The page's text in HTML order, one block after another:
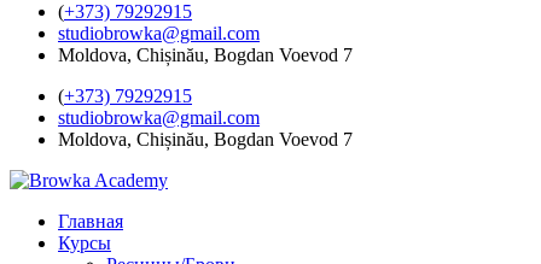
(+373) 79292915
studiobrowka@gmail.com
Moldova, Chișinău, Bogdan Voevod 7
(+373) 79292915
studiobrowka@gmail.com
Moldova, Chișinău, Bogdan Voevod 7
Главная
Курсы